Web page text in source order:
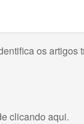
os artigos
clicando aqui.